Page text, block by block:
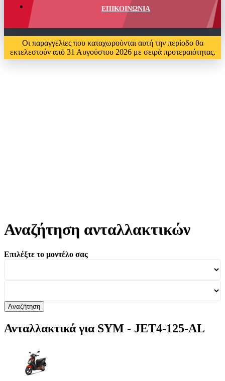
ΕΠΙΚΟΙΝΩΝΙΑ
Οι παραγγελίες που καταχωρούνται αυτή την περίοδο θα
εκτελεστούν από 31 Αυγούστου 2026 με σειρά προτεραιότητας.
Αναζήτηση ανταλλακτικών
Επιλέξτε το μοντέλο σας
Αναζήτηση
Ανταλλακτικά για SYM - JET4-125-AL